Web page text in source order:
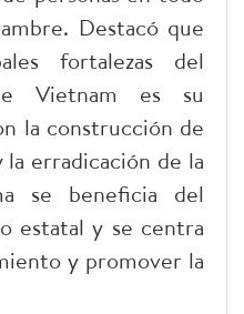
Destacó que
fortalezas del
Vietnam es su
la construcción de
la erradicación de la
se beneficia del
estatal y se centra
y promover la